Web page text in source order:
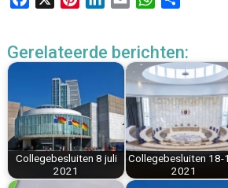
e
o
k
t
r
e
s
t
k
d
I
n
i
l
t
s
A
p
p
e
n
Gerelateerde berichten:
Collegebesluiten 8 juli
2021
Collegebesluiten 18-
2021